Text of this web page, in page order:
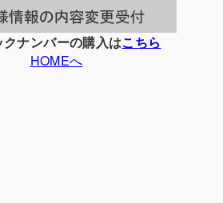
クナンバーの購入はこちら
HOMEへ